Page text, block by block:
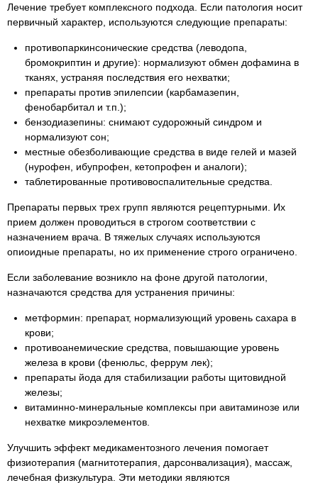
Лечение требует комплексного подхода. Если патология носит
первичный характер, используются следующие препараты:
противопаркинсонические средства (леводопа,
бромокриптин и другие): нормализуют обмен дофамина в
тканях, устраняя последствия его нехватки;
препараты против эпилепсии (карбамазепин,
фенобарбитал и т.п.);
бензодиазепины: снимают судорожный синдром и
нормализуют сон;
местные обезболивающие средства в виде гелей и мазей
(нурофен, ибупрофен, кетопрофен и аналоги);
таблетированные противовоспалительные средства.
Препараты первых трех групп являются рецептурными. Их
прием должен проводиться в строгом соответствии с
назначением врача. В тяжелых случаях используются
опиоидные препараты, но их применение строго ограничено.
Если заболевание возникло на фоне другой патологии,
назначаются средства для устранения причины:
метформин: препарат, нормализующий уровень сахара в
крови;
противоанемические средства, повышающие уровень
железа в крови (фенюльс, феррум лек);
препараты йода для стабилизации работы щитовидной
железы;
витаминно-минеральные комплексы при авитаминозе или
нехватке микроэлементов.
Улучшить эффект медикаментозного лечения помогает
физиотерапия (магнитотерапия, дарсонвализация), массаж,
лечебная физкультура. Эти методики являются